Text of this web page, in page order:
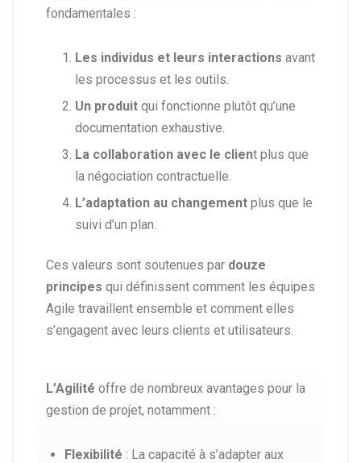
fondamentales :
Les individus et leurs interactions avant
les processus et les outils.
Un produit qui fonctionne plutôt qu’une
documentation exhaustive.
La collaboration avec le client plus que
la négociation contractuelle.
L’adaptation au changement plus que le
suivi d’un plan.
Ces valeurs sont soutenues par douze
principes qui définissent comment les équipes
Agile travaillent ensemble et comment elles
s’engagent avec leurs clients et utilisateurs.
L’Agilité offre de nombreux avantages pour la
gestion de projet, notamment :
Flexibilité : La capacité à s’adapter aux